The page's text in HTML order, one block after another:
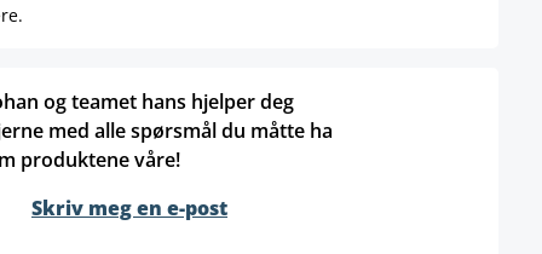
og teamet hans hjelper deg
med alle spørsmål du måtte ha
produktene våre!
Skriv meg en e-post